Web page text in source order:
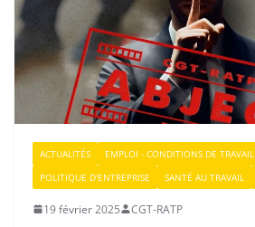
ACTUALITÉS
EMPLOI - CONDITIONS DE TRAVAIL
POLITIQUE D'ENTREPRISE
SANTÉ AU TRAVAIL
19 février 2025 CGT-RATP